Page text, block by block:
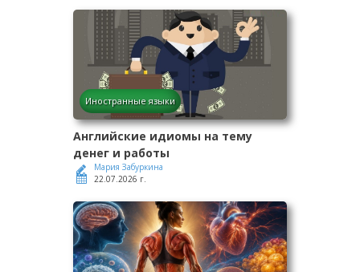
Иностранные языки
Английские идиомы на тему
денег и работы
Мария Забуркина
22.07.2026 г.